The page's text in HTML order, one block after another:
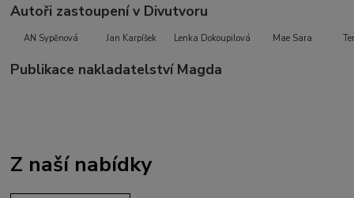
Autoři zastoupení v Divutvoru
AN Sypěnová Jan Karpíšek Lenka Dokoupilová Mae Sara
Publikace nakladatelství Magda
Z naší nabídky